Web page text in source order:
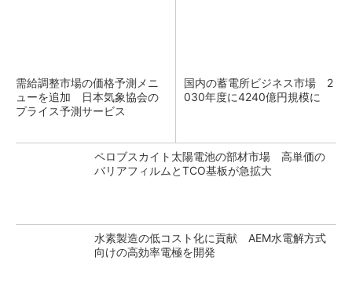
需給調整市場の価格予測メニ
ューを追加 日本気象協会の
プライス予測サービス
国内の蓄電所ビジネス市場 2
030年度に4240億円規模に
ペロブスカイト太陽電池の部材市場 高単価の
バリアフィルムとTCO基板が急拡大
水素製造の低コスト化に貢献 AEM水電解方式
向けの高効率電極を開発